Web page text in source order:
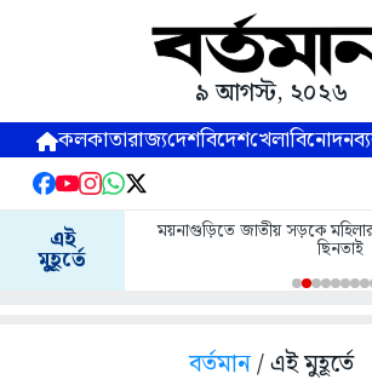
৯ আগস্ট, ২০২৬
কলকাতারাজ্যদেশবিদেশখেলাবিনোদন
এই
মুহূর্তে
ময়নাগুড়িতে জাতীয় সড়কে
ছিনতাই
বর্তমান/ এই মুহূর্তে